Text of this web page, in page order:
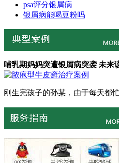
psa评分银屑病
银屑病能喝豆粉吗
哺乳期妈妈突遭银屑病突袭 未来
刚生完孩子的孙某，由于每天都